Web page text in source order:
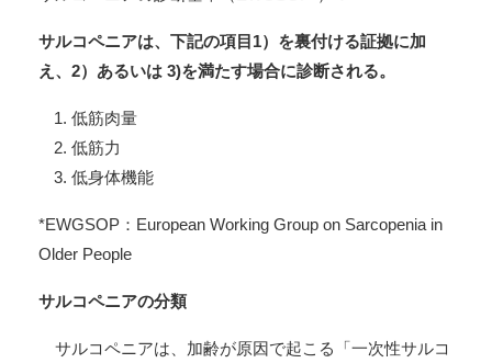
サルコペニアは、下記の項目1）を裏付ける証拠に加
え、2）あるいは 3)を満たす場合に診断される。
低筋肉量
低筋力
低身体機能
*EWGSOP：European Working Group on Sarcopenia in
Older People
サルコペニアの分類
サルコペニアは、加齢が原因で起こる「一次性サルコ